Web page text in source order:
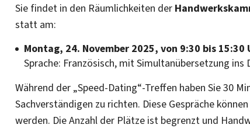
Sie findet in den Räumlichkeiten der
statt am:
Montag, 24. November 2025, von 9:30 bis 15:30
Sprache: Französisch, mit Simultanübersetzung ins
Während der „Speed-Dating“-Treffen haben Sie 30
Sachverständigen zu richten. Diese Gespräche
werden. Die Anzahl der Plätze ist begrenzt und